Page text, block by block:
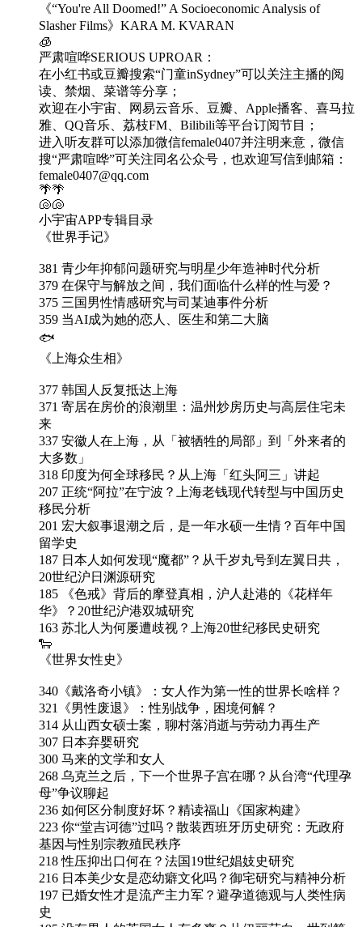
《“You're All Doomed!” A Socioeconomic Analysis of
Slasher Films》KARA M. KVARAN
🧊
严肃喧哗SERIOUS UPROAR：
在小红书或豆瓣搜索“门童inSydney”可以关注主播的阅
读、禁烟、菜谱等分享；
欢迎在小宇宙、网易云音乐、豆瓣、Apple播客、喜马拉
雅、QQ音乐、荔枝FM、Bilibili等平台订阅节目；
进入听友群可以添加微信female0407并注明来意，微信
搜“严肃喧哗”可关注同名公众号，也欢迎写信到邮箱：
female0407@qq.com
🌴🌴
🐚🐚
小宇宙APP专辑目录
《世界手记》
381 青少年抑郁问题研究与明星少年造神时代分析
379 在保守与解放之间，我们面临什么样的性与爱？
375 三国男性情感研究与司某迪事件分析
359 当AI成为她的恋人、医生和第二大脑
🐟
《上海众生相》
377 韩国人反复抵达上海
371 寄居在房价的浪潮里：温州炒房历史与高层住宅未
来
337 安徽人在上海，从「被牺牲的局部」到「外来者的
大多数」
318 印度为何全球移民？从上海「红头阿三」讲起
207 正统“阿拉”在宁波？上海老钱现代转型与中国历史
移民分析
201 宏大叙事退潮之后，是一年水硕一生情？百年中国
留学史
187 日本人如何发现“魔都”？从千岁丸号到左翼日共，
20世纪沪日渊源研究
185 《色戒》背后的摩登真相，沪人赴港的《花样年
华》？20世纪沪港双城研究
163 苏北人为何屡遭歧视？上海20世纪移民史研究
🐑
《世界女性史》
340《戴洛奇小镇》：女人作为第一性的世界长啥样？
321《男性废退》：性别战争，困境何解？
314 从山西女硕士案，聊村落消逝与劳动力再生产
307 日本弃婴研究
300 马来的文学和女人
268 乌克兰之后，下一个世界子宫在哪？从台湾“代理孕
母”争议聊起
236 如何区分制度好坏？精读福山《国家构建》
223 你“堂吉诃德”过吗？散装西班牙历史研究：无政府
基因与性别宗教殖民秩序
218 性压抑出口何在？法国19世纪娼妓史研究
216 日本美少女是恋幼癖文化吗？御宅研究与精神分析
197 已婚女性才是流产主力军？避孕道德观与人类性病
史